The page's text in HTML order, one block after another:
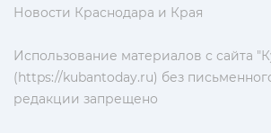
Новости Краснодара и Края
Использование материалов с сайта
(https://kubantoday.ru) без
редакции запрещено